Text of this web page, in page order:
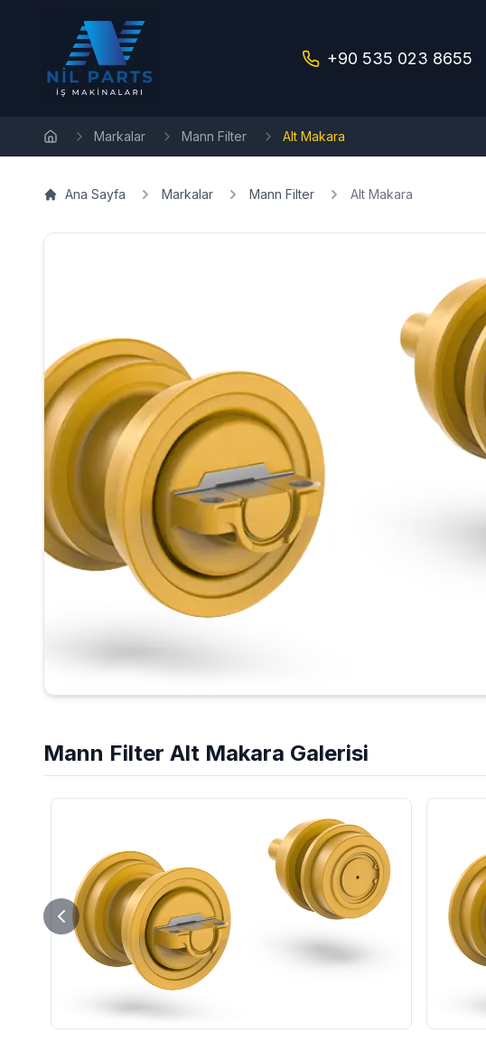
+90 535 023 8655
Markalar Mann Filter Alt Makara
Ana Sayfa Markalar Mann Filter Alt Makara
Mann Filter Alt Makara Galerisi